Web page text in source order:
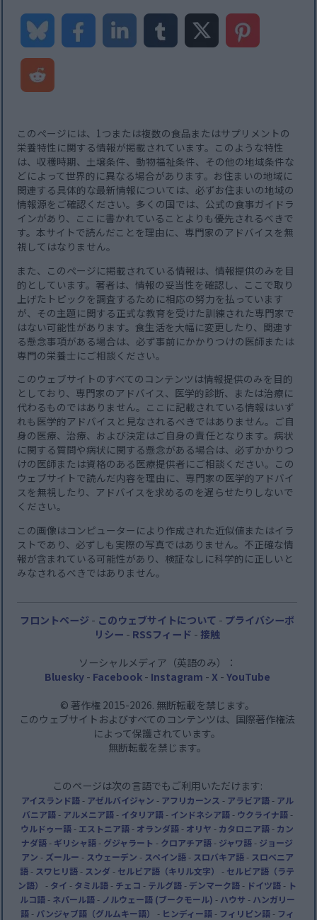
このページには、1つまたは複数の食品またはサプリメントの
栄養特性に関する情報が掲載されています。このような特性
は、収穫時期、土壌条件、動物福祉条件、その他の地域条件な
どによって世界的に異なる場合があります。お住まいの地域に
関連する具体的な最新情報については、必ずお住まいの地域の
情報源をご確認ください。多くの国では、公式の食事ガイドラ
インがあり、ここに書かれていることよりも優先されるべきで
す。本サイトで読んだことを理由に、専門家のアドバイスを無
視してはなりません。
また、このページに掲載されている情報は、情報提供のみを目
的としています。著者は、情報の妥当性を確認し、ここで取り
上げたトピックを調査するために相応の努力を払っています
が、その主題に関する正式な教育を受けた訓練された専門家で
はない可能性があります。食生活を大幅に変更したり、関連す
る懸念事項がある場合は、必ず事前にかかりつけの医師または
専門の栄養士にご相談ください。
このウェブサイトのすべてのコンテンツは情報提供のみを目的
としており、専門家のアドバイス、医学的診断、または治療に
代わるものではありません。ここに記載されている情報はいず
れも医学的アドバイスと見なされるべきではありません。ご自
身の医療、治療、および決定はご自身の責任となります。病状
に関する質問や病状に関する懸念がある場合は、必ずかかりつ
けの医師または資格のある医療提供者にご相談ください。この
ウェブサイトで読んだ内容を理由に、専門家の医学的アドバイ
スを無視したり、アドバイスを求めるのを遅らせたりしないで
ください。
この画像はコンピューターにより作成された近似値またはイラ
ストであり、必ずしも実際の写真ではありません。不正確な情
報が含まれている可能性があり、検証なしに科学的に正しいと
みなされるべきではありません。
フロントページ - このウェブサイトについて - プライバシーポ
リシー - RSSフィード - 接触
ソーシャルメディア（英語のみ）：
Bluesky- Facebook- Instagram - X - YouTube
© 著作権 2015-2026. 無断転載を禁じます。
このウェブサイトおよびすべてのコンテンツは、国際著作権法
によって保護されています。
無断転載を禁じます。
このページは次の言語でもご利用いただけます:
アイスランド語- アゼルバイジャン - アフリカーンス - アラビア語- アル
バニア語- アルメニア語- イタリア語- インドネシア語- ウクライナ語-
ウルドゥー語- エストニア語- オランダ語- オリヤ - カタロニア語- カン
ナダ語- ギリシャ語- グジャラート - クロアチア語- ジャワ語- ジョージ
アン - ズールー - スウェーデン - スペイン語- スロバキア語- スロベニア
語- スワヒリ語- スンダ - セルビア語（キリル文字） - セルビア語（ラテ
ン語）
- タイ - タミル語- チェコ - テルグ語- デンマーク語- ドイツ語- ト
ルコ語- ネパール語- ノルウェー語 (ブークモール) - ハウサ - ハンガリー
語- パンジャブ語（グルムキー語） - ヒンディー語- フィリピン語- フィ